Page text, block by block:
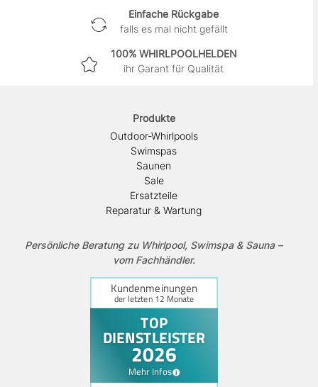
Einfache Rückgabe
falls es mal nicht gefällt
100% WHIRLPOOLHELDEN
ihr Garant für Qualität
Produkte
Outdoor-Whirlpools
Swimspas
Saunen
Sale
Ersatzteile
Reparatur & Wartung
Persönliche Beratung zu Whirlpool, Swimspa & Sauna –
vom Fachhändler.